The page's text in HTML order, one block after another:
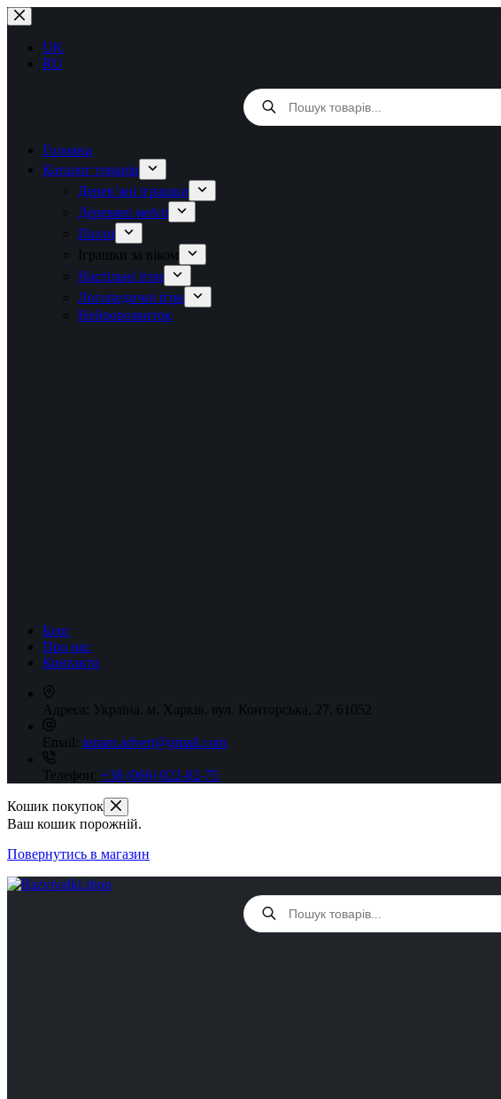
Перейти
до
вмістуUK
RU
Products
search
Головна
Каталог товарів
Дерев’яні іграшки
Деревяні меблі
Пазли
Іграшки за віком
Настільні ігри
Логопедичні ігри
Нейророзвиток
Блог
Про нас
Контакти
Адреса: Україна. м. Харків, вул. Конторська, 27. 61052
Email: innam.advert@gmail.com
Телефон: +38 (066) 022-82-75
Кошик покупок
Ваш кошик порожній.
Повернутись в магазин
Products
search